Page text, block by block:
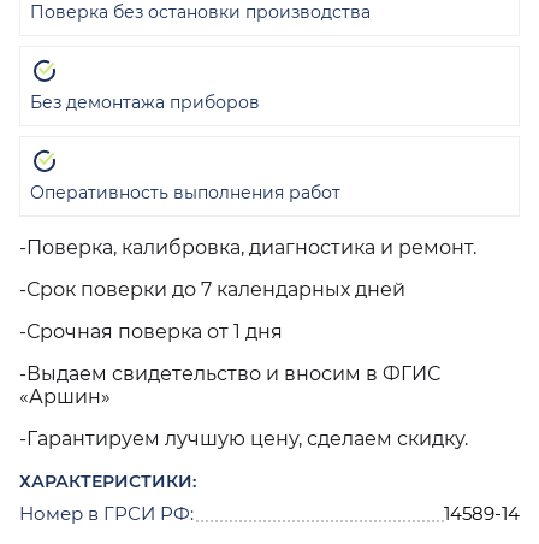
-Поверка, калибровка, диагностика и ремонт.
-Срок поверки до 7 календарных дней
-Срочная поверка от 1 дня
-Выдаем свидетельство и вносим в ФГИС
«Аршин»
-Гарантируем лучшую цену, сделаем скидку.
ХАРАКТЕРИСТИКИ:
Номер в ГРСИ РФ:
14589-14
Поверка без остановки производства
Без демонтажа приборов
Оперативность выполнения работ